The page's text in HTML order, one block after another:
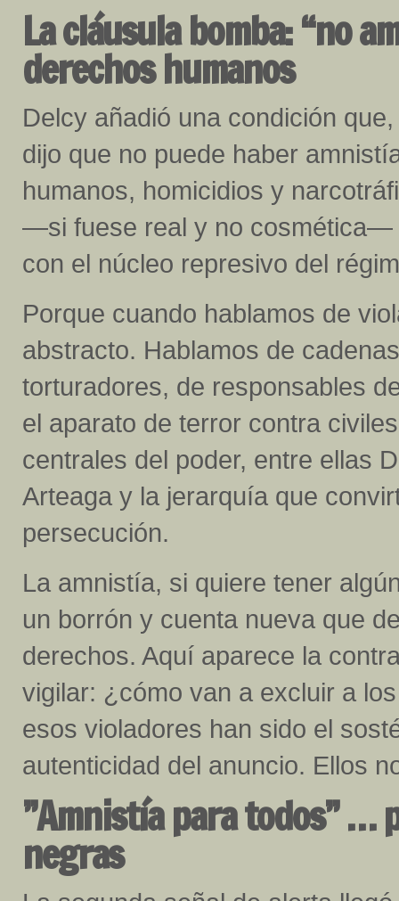
La cláusula bomba: “no
derechos humanos
Delcy añadió una condición
dijo que no puede haber
humanos, homicidios y
—si fuese real y no cosmética—
con el núcleo represivo del
Porque cuando hablamos de
abstracto. Hablamos de
torturadores, de responsables
el aparato de terror contra
centrales del poder, entre ellas
Arteaga y la jerarquía que
persecución.
La amnistía, si quiere tener
un borrón y cuenta nueva que
derechos. Aquí aparece la
vigilar: ¿cómo van a excluir a
esos violadores han sido el
autenticidad del anuncio. Ellos
”Amnistía para todos” …
negras